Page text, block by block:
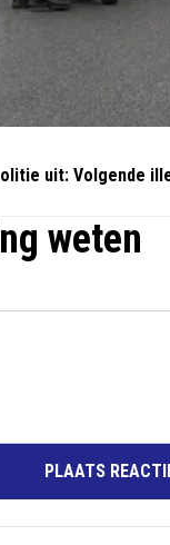
uit: Volgende
weten
PLAATS